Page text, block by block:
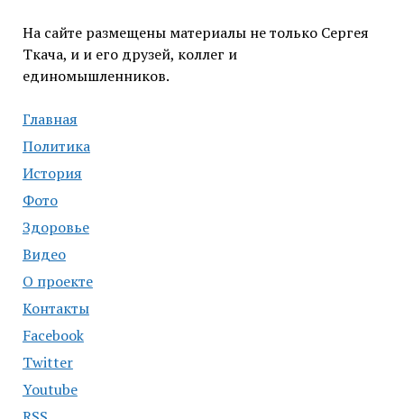
На сайте размещены материалы не только Сергея
Ткача, и и его друзей, коллег и
единомышленников.
Главная
Политика
История
Фото
Здоровье
Видео
О проекте
Контакты
Facebook
Twitter
Youtube